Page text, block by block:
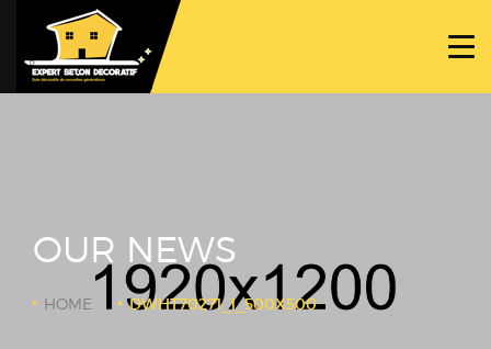
PROJETS
NOUS CONTACTER
OUR NEWS
HOME DWHT70271_1_500X500